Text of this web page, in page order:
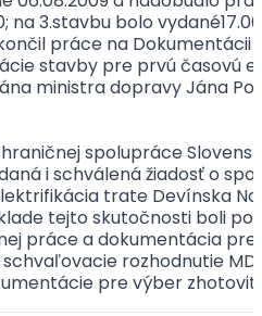
na 3.stavbu bolo
práce na
stavby pre prvú časovú
ministra dopravy Jána
spolupráce
i schválená žiadosť o
trate Devínska
tejto skutočnosti boli
práce a dokumentácia
rozhodnutie
pre výber